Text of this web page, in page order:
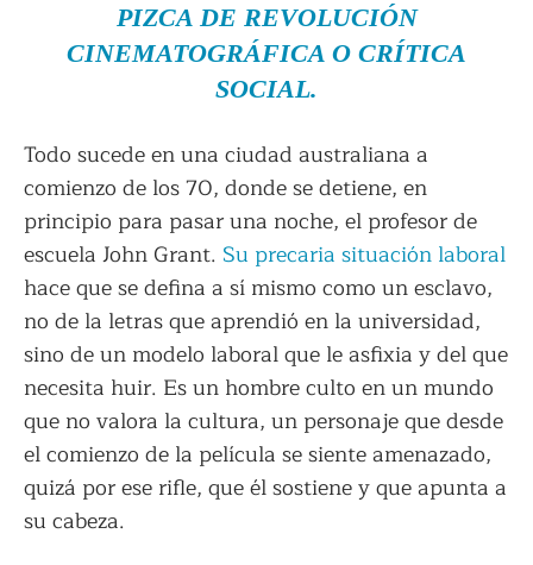
PIZCA DE REVOLUCIÓN
CINEMATOGRÁFICA O CRÍTICA
SOCIAL.
Todo sucede en una ciudad australiana a
comienzo de los 70, donde se detiene, en
principio para pasar una noche, el profesor de
escuela John Grant. Su precaria situación laboral
hace que se defina a sí mismo como un esclavo,
no de la letras que aprendió en la universidad,
sino de un modelo laboral que le asfixia y del que
necesita huir. Es un hombre culto en un mundo
que no valora la cultura, un personaje que desde
el comienzo de la película se siente amenazado,
quizá por ese rifle, que él sostiene y que apunta a
su cabeza.